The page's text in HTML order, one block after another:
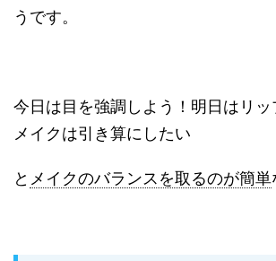
うです。
今日は目を強調しよう！明日はリッ
メイクは引き算にしたい
と メイクのバランスを取るのが簡単